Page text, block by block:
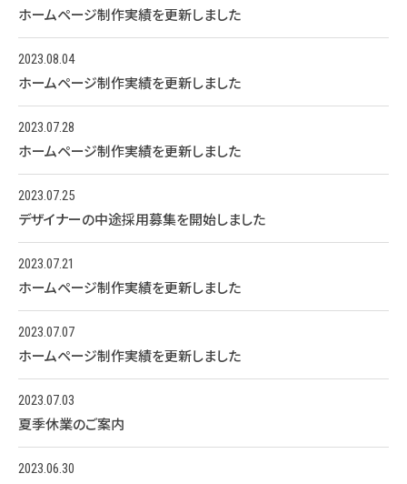
ホームページ制作実績を更新しました
2023.08.04
ホームページ制作実績を更新しました
2023.07.28
ホームページ制作実績を更新しました
2023.07.25
デザイナーの中途採用募集を開始しました
2023.07.21
ホームページ制作実績を更新しました
2023.07.07
ホームページ制作実績を更新しました
2023.07.03
夏季休業のご案内
2023.06.30